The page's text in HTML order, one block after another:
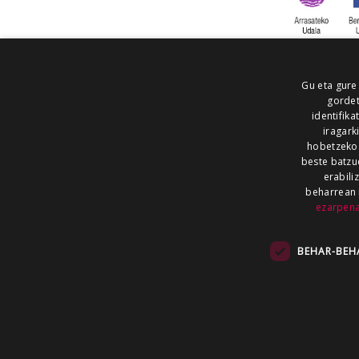
ALEA
NOAUA
Gu eta
hobetzeko.
beste
beharrean
BEHAR-